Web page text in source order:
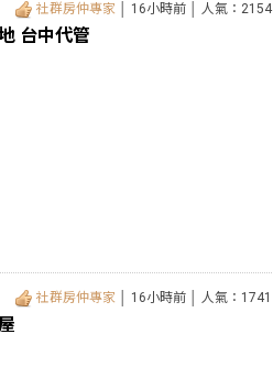
社群房仲專家 │ 16小時前 │ 人氣：2154
台中代管
社群房仲專家 │ 16小時前 │ 人氣：1741